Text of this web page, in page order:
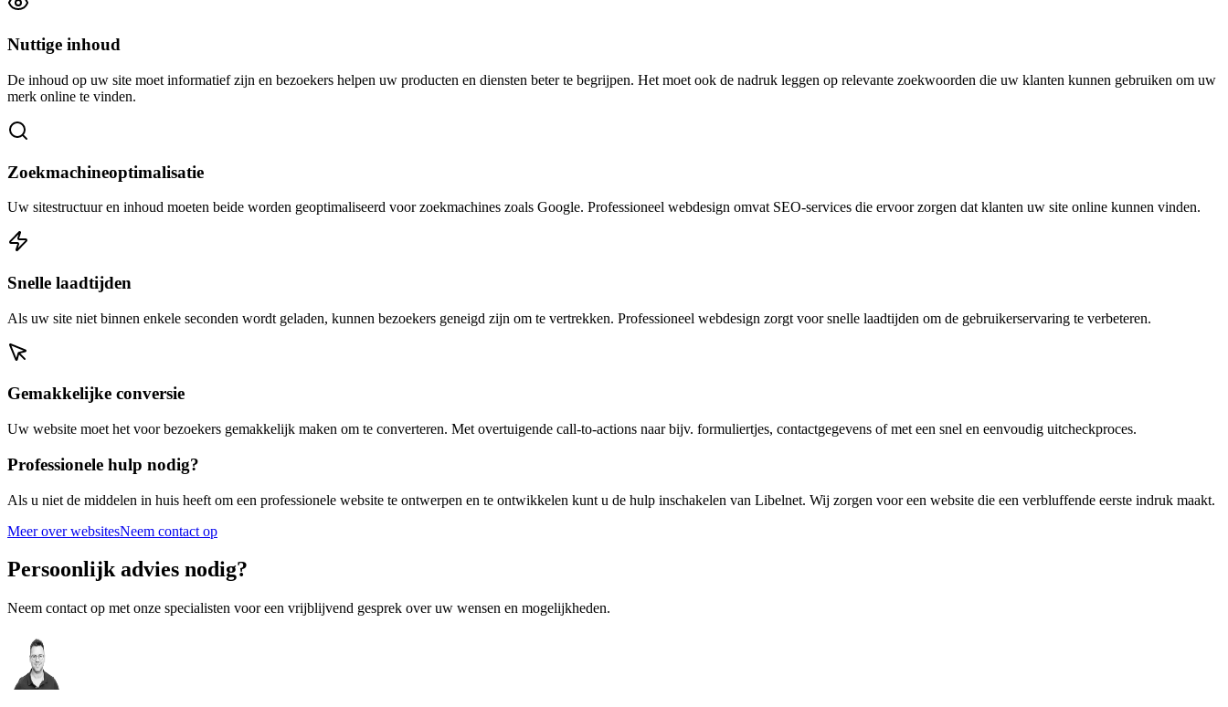
Nuttige inhoud
De inhoud op uw site moet informatief zijn en bezoekers helpen uw producten en diensten beter te begrijpen. Het moet ook de nadruk leggen op relevante zoekwoorden die uw klanten kunnen gebruiken om uw
merk online te vinden.
Zoekmachineoptimalisatie
Uw sitestructuur en inhoud moeten beide worden geoptimaliseerd voor zoekmachines zoals Google. Professioneel webdesign omvat SEO-services die ervoor zorgen dat klanten uw site online kunnen vinden.
Snelle laadtijden
Als uw site niet binnen enkele seconden wordt geladen, kunnen bezoekers geneigd zijn om te vertrekken. Professioneel webdesign zorgt voor snelle laadtijden om de gebruikerservaring te verbeteren.
Gemakkelijke conversie
Uw website moet het voor bezoekers gemakkelijk maken om te converteren. Met overtuigende call-to-actions naar bijv. formuliertjes, contactgegevens of met een snel en eenvoudig uitcheckproces.
Professionele hulp nodig?
Als u niet de middelen in huis heeft om een professionele website te ontwerpen en te ontwikkelen kunt u de hulp inschakelen van Libelnet. Wij zorgen voor een website die een verbluffende eerste indruk maakt.
Meer over websitesNeem contact op
Persoonlijk advies nodig?
Neem contact op met onze specialisten voor een vrijblijvend gesprek over uw wensen en mogelijkheden.